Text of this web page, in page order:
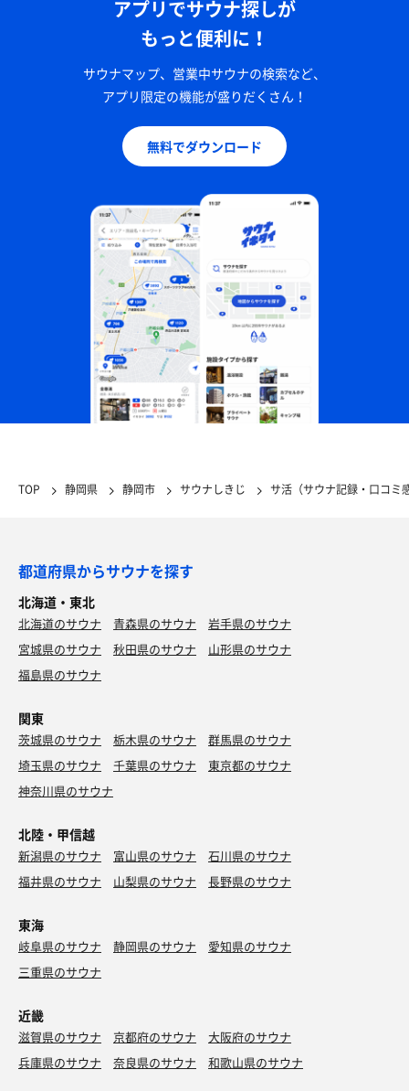
アプリでサウナ探しが
もっと便利に！
サウナマップ、営業中サウナの検索など、
アプリ限定の機能が盛りだくさん！
無料でダウンロード
TOP 静岡県 静岡市 サウナしきじ サ活（サウナ記録・口コミ
都道府県からサウナを探す
北海道・東北
北海道のサウナ 青森県のサウナ
岩手県のサウナ
宮城県のサウナ
秋田県のサウナ
山形県のサウナ
福島県のサウナ
関東
茨城県のサウナ 栃木県のサウナ
群馬県のサウナ
埼玉県のサウナ
千葉県のサウナ
東京都のサウナ
神奈川県のサウナ
北陸・甲信越
新潟県のサウナ 富山県のサウナ
石川県のサウナ
福井県のサウナ
山梨県のサウナ 長野県のサウナ
東海
岐阜県のサウナ 静岡県のサウナ
愛知県のサウナ
三重県のサウナ
近畿
滋賀県のサウナ 京都府のサウナ
大阪府のサウナ
兵庫県のサウナ
奈良県のサウナ 和歌山県のサウナ